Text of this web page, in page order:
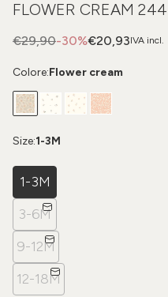
FLOWER CREAM 244
IVA incl.
-30%
€29,90 €20,93
Colore:Flower cream
Size:1-3M
1-3M
3-6M
9-12M
12-18M